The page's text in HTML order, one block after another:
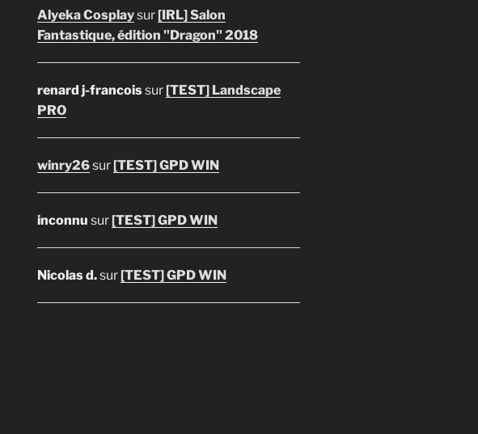
Alyeka Cosplaysur [IRL] Salon
Fantastique, édition "Dragon" 2018
renard j-francoissur [TEST] Landscape
PRO
winry26sur [TEST] GPD WIN
inconnu sur [TEST] GPD WIN
Nicolas d.sur [TEST] GPD WIN